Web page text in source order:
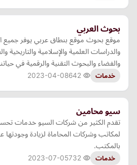
بحوث العربي
موقع بحوث موقع بنطاق عربي يوفر جميع
والدراسات العلمية والإسلامية والتاريخية
والفضاء والبحوث التقنية والرقمية في
خدمات 2023-04-08
سيو محامين
تقدم الكثير من شركات السيو خدمات
لمكاتب وشركات المحاماة لزيادة وجودتها
بالمكتب.
خدمات 2023-07-05